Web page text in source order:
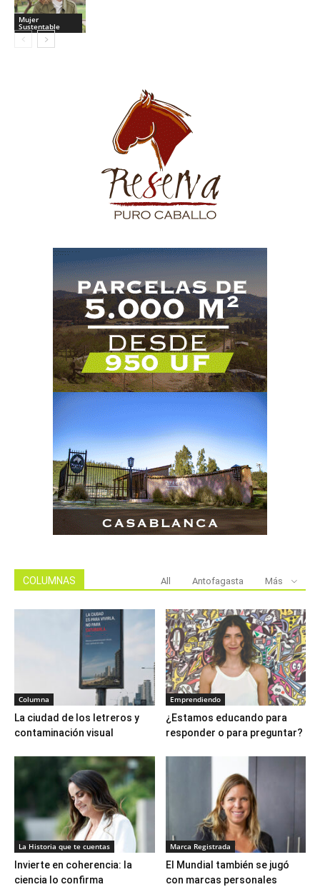
Mujer
Sustentable
COLUMNAS All Antofagasta Más
Columna
La ciudad de los letreros y
contaminación visual
Emprendiendo
¿Estamos educando para
responder o para preguntar?
La Historia que te cuentas
Invierte en coherencia: la
ciencia lo confirma
Marca Registrada
El Mundial también se jugó
con marcas personales